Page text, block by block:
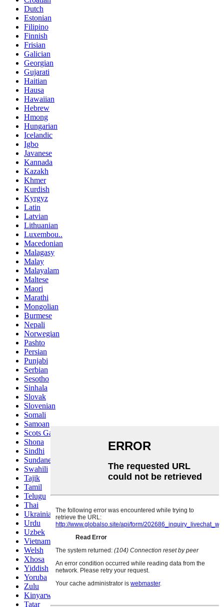
Dutch
Estonian
Filipino
Finnish
Frisian
Galician
Georgian
Gujarati
Haitian
Hausa
Hawaiian
Hebrew
Hmong
Hungarian
Icelandic
Igbo
Javanese
Kannada
Kazakh
Khmer
Kurdish
Kyrgyz
Latin
Latvian
Lithuanian
Luxembou..
Macedonian
Malagasy
Malay
Malayalam
Maltese
Maori
Marathi
Mongolian
Burmese
Nepali
Norwegian
Pashto
Persian
Punjabi
Serbian
Sesotho
Sinhala
Slovak
Slovenian
Somali
Samoan
Scots Gaelic
Shona
Sindhi
Sundanese
Swahili
Tajik
Tamil
Telugu
Thai
Ukrainian
Urdu
Uzbek
Vietnamese
Welsh
Xhosa
Yiddish
Yoruba
Zulu
Kinyarwanda
Tatar